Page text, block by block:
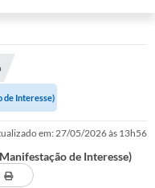
de Interesse)
em: 27/05/2026 às 13h56
de Interesse)